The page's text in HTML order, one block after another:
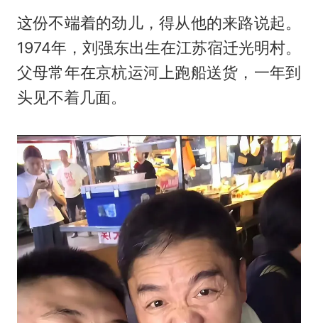
这份不端着的劲儿，得从他的来路说起。
1974年，刘强东出生在江苏宿迁光明村。
父母常年在京杭运河上跑船送货，一年到
头见不着几面。